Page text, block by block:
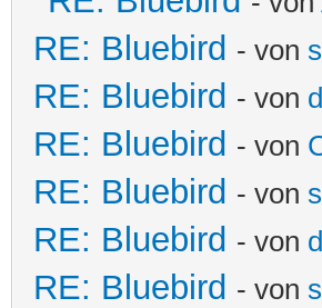
RE: Bluebird - von
RE: Bluebird - von
RE: Bluebird - von
RE: Bluebird - von
RE: Bluebird - von
RE: Bluebird - von